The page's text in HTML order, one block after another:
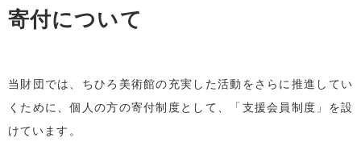
寄付について
当財団では、ちひろ美術館の充実した活動をさらに推進してい
くために、個人の方の寄付制度として、「支援会員制度」を設
けています。